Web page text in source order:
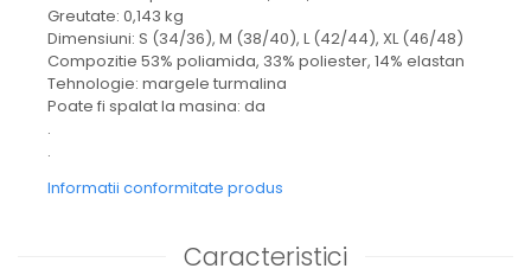
Greutate: 0,143 kg
Dimensiuni: S (34/36), M (38/40), L (42/44), XL (46/48)
Compozitie 53% poliamida, 33% poliester, 14% elastan
Tehnologie: margele turmalina
Poate fi spalat la masina: da
.
.
Informatii conformitate produs
Caracteristici